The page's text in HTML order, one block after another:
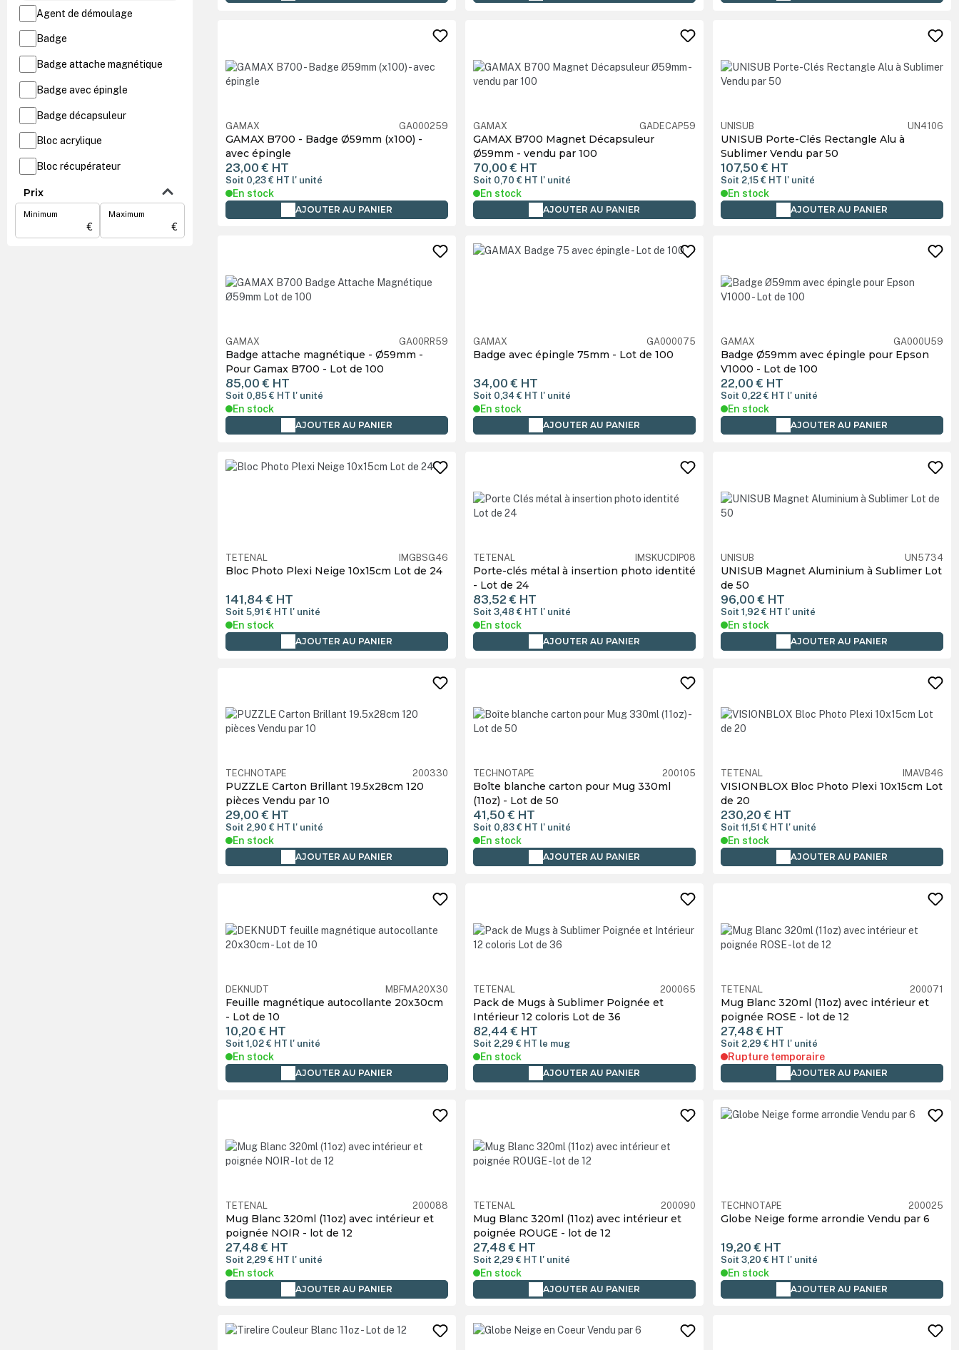
PIP-PRO
PROMATTEX
RICOH
S-RACE
SAWGRASS
SECABO
SEF
SEFA
TECHNOTAPE
Agent de démoulage
Badge
Badge attache magnétique
Badge avec épingle
Badge décapsuleur
Bloc acrylique
Bloc récupérateur
Boite
Cadre magnétique
Prix
Minimum
€
Maximum
€
GAMAX GA000259
GAMAX B700 - Badge Ø59mm (x100) -
avec épingle
23,00 € HT
Soit 0,23 € HT l' unité
En stock
AJOUTER AU PANIER
GAMAX GADECAP59
GAMAX B700 Magnet Décapsuleur
Ø59mm - vendu par 100
70,00 € HT
Soit 0,70 € HT l' unité
En stock
AJOUTER AU PANIER
UNISUB UN4106
UNISUB Porte-Clés Rectangle Alu à
Sublimer Vendu par 50
107,50 € HT
Soit 2,15 € HT l' unité
En stock
AJOUTER AU PANIER
GAMAX GA00RR59
Badge attache magnétique - Ø59mm -
Pour Gamax B700 - Lot de 100
85,00 € HT
Soit 0,85 € HT l' unité
En stock
AJOUTER AU PANIER
GAMAX GA000075
Badge avec épingle 75mm - Lot de 100
34,00 € HT
Soit 0,34 € HT l' unité
En stock
AJOUTER AU PANIER
GAMAX GA000U59
Badge Ø59mm avec épingle pour Epson
V1000 - Lot de 100
22,00 € HT
Soit 0,22 € HT l' unité
En stock
AJOUTER AU PANIER
TETENAL IMGBSG46
Bloc Photo Plexi Neige 10x15cm Lot de 24
141,84 € HT
Soit 5,91 € HT l' unité
En stock
AJOUTER AU PANIER
TETENAL IMSKUCDIP08
Porte-clés métal à insertion photo identité
- Lot de 24
83,52 € HT
Soit 3,48 € HT l' unité
En stock
AJOUTER AU PANIER
UNISUB UN5734
UNISUB Magnet Aluminium à Sublimer Lot
de 50
96,00 € HT
Soit 1,92 € HT l' unité
En stock
AJOUTER AU PANIER
TECHNOTAPE 200330
PUZZLE Carton Brillant 19.5x28cm 120
pièces Vendu par 10
29,00 € HT
Soit 2,90 € HT l' unité
En stock
AJOUTER AU PANIER
TECHNOTAPE 200105
Boîte blanche carton pour Mug 330ml
(11oz) - Lot de 50
41,50 € HT
Soit 0,83 € HT l' unité
En stock
AJOUTER AU PANIER
TETENAL IMAVB46
VISIONBLOX Bloc Photo Plexi 10x15cm Lot
de 20
230,20 € HT
Soit 11,51 € HT l' unité
En stock
AJOUTER AU PANIER
DEKNUDT MBFMA20X30
Feuille magnétique autocollante 20x30cm
- Lot de 10
10,20 € HT
Soit 1,02 € HT l' unité
En stock
AJOUTER AU PANIER
TETENAL 200065
Pack de Mugs à Sublimer Poignée et
Intérieur 12 coloris Lot de 36
82,44 € HT
Soit 2,29 € HT le mug
En stock
AJOUTER AU PANIER
TETENAL 200071
Mug Blanc 320ml (11oz) avec intérieur et
poignée ROSE - lot de 12
27,48 € HT
Soit 2,29 € HT l' unité
Rupture temporaire
AJOUTER AU PANIER
TETENAL 200088
Mug Blanc 320ml (11oz) avec intérieur et
poignée NOIR - lot de 12
27,48 € HT
Soit 2,29 € HT l' unité
En stock
AJOUTER AU PANIER
TETENAL 200090
Mug Blanc 320ml (11oz) avec intérieur et
poignée ROUGE - lot de 12
27,48 € HT
Soit 2,29 € HT l' unité
En stock
AJOUTER AU PANIER
TECHNOTAPE 200025
Globe Neige forme arrondie Vendu par 6
19,20 € HT
Soit 3,20 € HT l' unité
En stock
AJOUTER AU PANIER